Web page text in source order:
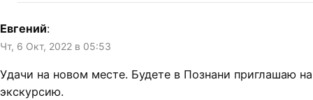
Евгений:
Чт, 6 Окт, 2022 в 05:53
Удачи на новом месте. Будете в Познани приглашаю на
экскурсию.